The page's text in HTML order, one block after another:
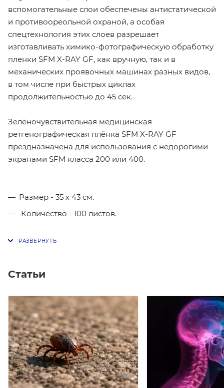
вспомогательные слои обеспечены антистатической
и противоореольной охраной, а особая
спецтехнология этих слоев разрешает
изготавливать химико-фотографическую обработку
пленки SFM X-RAY GF, как вручную, так и в
механических проявочных машинах разных видов,
в том числе при быстрых циклах
продолжительностью до 45 сек.
Зелёночувствительная медицинская
ретгенографическая плёнка SFM X-RAY GF
прездназначена для использования с недорогими
экранами SFM класса 200 или 400.
Размер - 35 х 43 см.
Количество - 100 листов.
Статьи